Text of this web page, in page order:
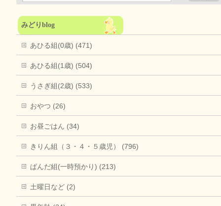
みどりblog
あひる組(0歳) (471)
あひる組(1歳) (504)
うさぎ組(2歳) (533)
おやつ (26)
お昼ごはん (34)
きりん組（３・４・５歳児） (796)
ぱんだ組(一時預かり) (213)
土曜日など (2)